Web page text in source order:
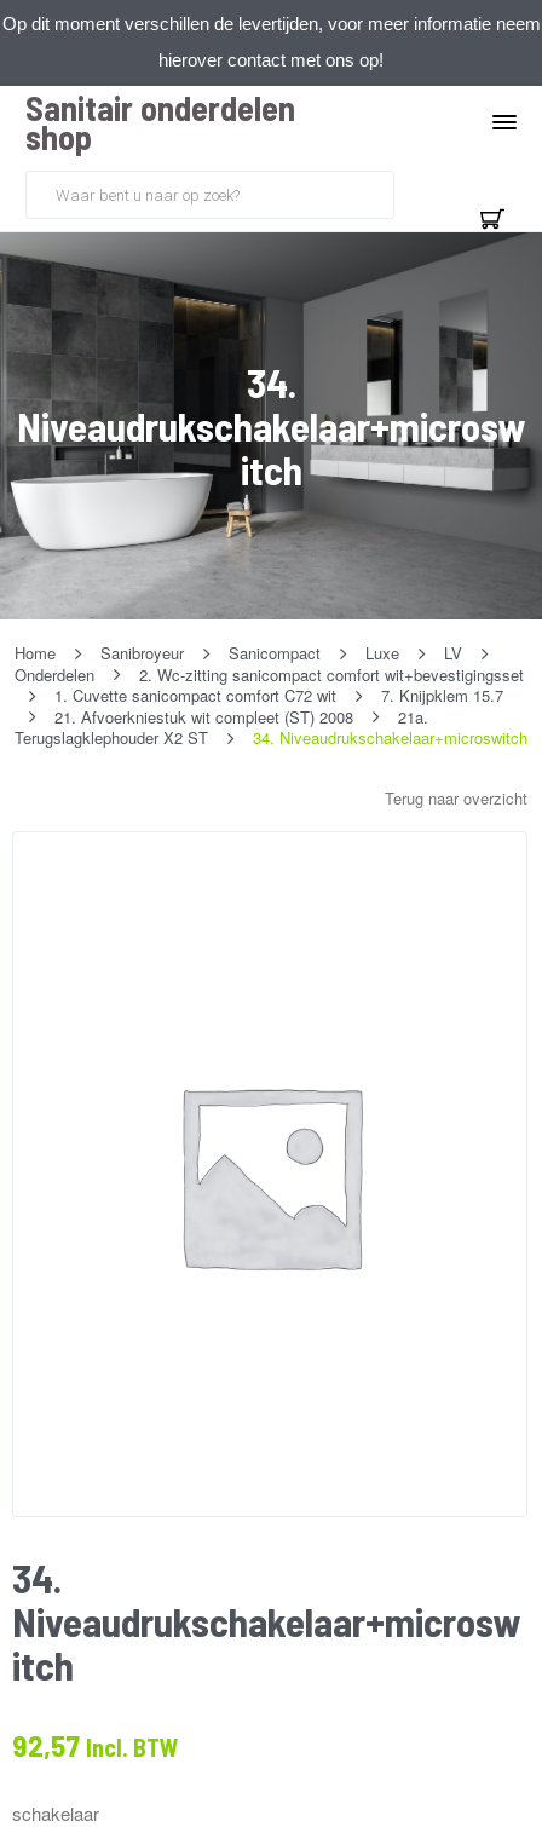
Op dit moment verschillen de levertijden, voor meer informatie neem
hierover contact met ons op!
Sanitair onderdelen
shop
34.
Niveaudrukschakelaar+microsw
itch
Home Sanibroyeur Sanicompact Luxe
LV
Onderdelen
2. Wc-zitting sanicompact comfort wit+bevestigingsset
1. Cuvette sanicompact comfort C72 wit
7. Knijpklem 15.7
21. Afvoerkniestuk wit compleet (ST) 2008
21a.
Terugslagklephouder X2 ST
34. Niveaudrukschakelaar+microswitch
Terug naar overzicht
34.
Niveaudrukschakelaar+microsw
itch
92,57 Incl. BTW
schakelaar